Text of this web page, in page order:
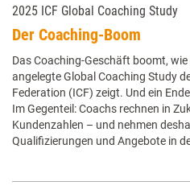
2025 ICF Global Coaching Study
Der Coaching-Boom
Das Coaching-Geschäft boomt,
angelegte Global Coaching Study
Federation (ICF) zeigt. Und ein
Im Gegenteil: Coachs rechnen in
Kundenzahlen – und nehmen
Qualifizierungen und Angebote in